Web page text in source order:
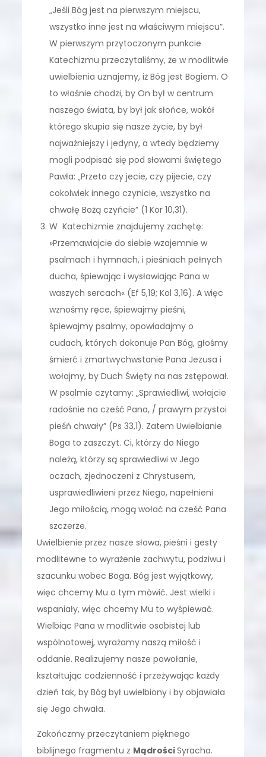
„Jeśli Bóg jest na pierwszym miejscu,
wszystko inne jest na właściwym miejscu”.
W pierwszym przytoczonym punkcie
Katechizmu przeczytaliśmy, że w modlitwie
uwielbienia uznajemy, iż Bóg jest Bogiem. O
to właśnie chodzi, by On był w centrum
naszego świata, by był jak słońce, wokół
którego skupia się nasze życie, by był
najważniejszy i jedyny, a wtedy będziemy
mogli podpisać się pod słowami świętego
Pawła: „Przeto czy jecie, czy pijecie, czy
cokolwiek innego czynicie, wszystko na
chwałę Bożą czyńcie” (1 Kor 10,31).
W Katechizmie znajdujemy zachętę:
»Przemawiajcie do siebie wzajemnie w
psalmach i hymnach, i pieśniach pełnych
ducha, śpiewając i wysławiając Pana w
waszych sercach« (Ef 5,19; Kol 3,16). A więc
wznośmy ręce, śpiewajmy pieśni,
śpiewajmy psalmy, opowiadajmy o
cudach, których dokonuje Pan Bóg, głośmy
śmierć i zmartwychwstanie Pana Jezusa i
wołajmy, by Duch Święty na nas zstępował.
W psalmie czytamy: „Sprawiedliwi, wołajcie
radośnie na cześć Pana, / prawym przystoi
pieśń chwały” (Ps 33,1). Zatem Uwielbianie
Boga to zaszczyt. Ci, którzy do Niego
należą, którzy są sprawiedliwi w Jego
oczach, zjednoczeni z Chrystusem,
usprawiedliwieni przez Niego, napełnieni
Jego miłością, mogą wołać na cześć Pana
szczerze.
Uwielbienie przez nasze słowa, pieśni i gesty
modlitewne to wyrażenie zachwytu, podziwu i
szacunku wobec Boga. Bóg jest wyjątkowy,
więc chcemy Mu o tym mówić. Jest wielki i
wspaniały, więc chcemy Mu to wyśpiewać.
Wielbiąc Pana w modlitwie osobistej lub
wspólnotowej, wyrażamy naszą miłość i
oddanie. Realizujemy nasze powołanie,
kształtując codzienność i przeżywając każdy
dzień tak, by Bóg był uwielbiony i by objawiała
się Jego chwała.
Zakończmy przeczytaniem pięknego
biblijnego fragmentu z MądrościSyracha.